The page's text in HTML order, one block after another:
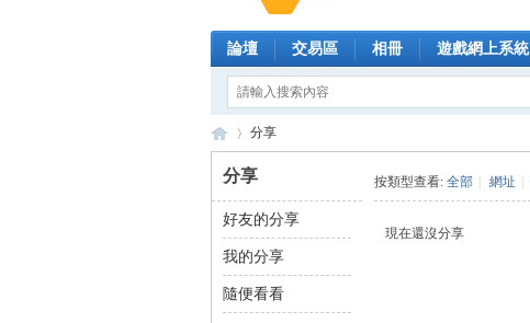
論壇 交易區 相冊 遊戲網上系統
藍 ›
分享
分享
好友的分享
我的分享
隨便看看
按類型查看: 全部 網址
現在還沒分享